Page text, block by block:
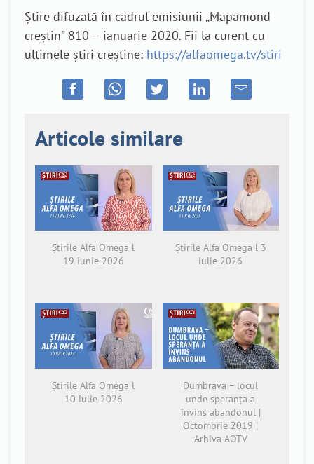
Știre difuzată în cadrul emisiunii „Mapamond
creștin” 810 – ianuarie 2020. Fii la curent cu
ultimele știri creștine: https://alfaomega.tv/stiri
Articole similare
Știrile Alfa Omega l
19 iunie 2026
Știrile Alfa Omega l 3
iulie 2026
Știrile Alfa Omega l
10 iulie 2026
Dumbrava – locul
unde speranța a
învins abandonul |
Octombrie 2019 |
Arhiva AOTV